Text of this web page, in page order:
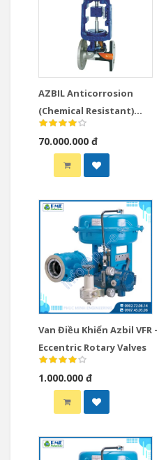
AZBIL Anticorrosion
(Chemical Resistant)
Valves
70.000.000 đ
Van Điều Khiển Azbil VFR -
Eccentric Rotary Valves
1.000.000 đ